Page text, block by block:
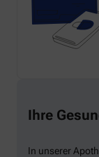
Ihre
In unserer